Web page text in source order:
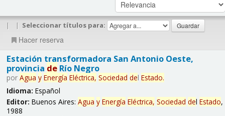
| | Seleccionar títulos para:
Hacer reserva
Estación transformadora San Antonio Oeste,
provincia deRío Negro
por Agua y Energía Eléctrica, Sociedad del Estado.
Idioma: Español
Editor: Buenos Aires: Agua y Energía Eléctrica, Sociedad del Estado,
1988